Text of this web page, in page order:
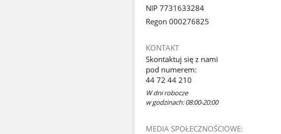
NIP 7731633284
Regon 000276825
KONTAKT
Skontaktuj się z nami
pod numerem:
44 72 44 210
W dni robocze
w godzinach: 08:00-20:00
MEDIA SPOŁECZNOŚCIOWE: